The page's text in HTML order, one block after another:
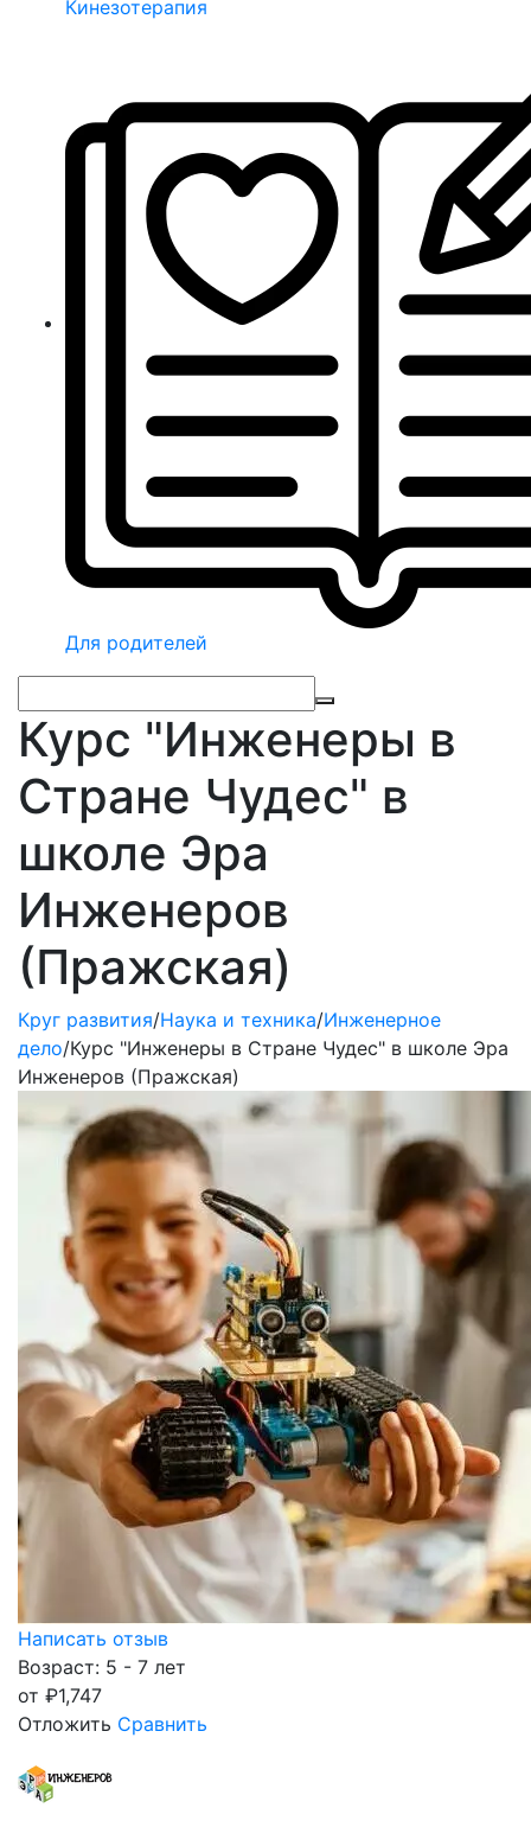
Кинезотерапия
Для родителей
Курс "Инженеры в
Стране Чудес" в
школе Эра
Инженеров
(Пражская)
Круг развития/Наука и техника/Инженерное
дело/Курс "Инженеры в Стране Чудес" в школе Эра
Инженеров (Пражская)
Написать отзыв
Возраст: 5 - 7 лет
от ₽1,747
Отложить Сравнить